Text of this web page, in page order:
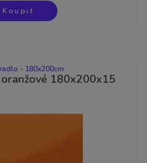
Koupit
- 180x200cm
180x200x15